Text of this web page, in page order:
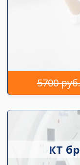
5700 руб.
КТ